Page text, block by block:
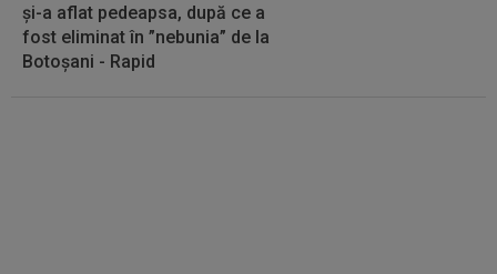
și-a aflat pedeapsa, după ce a
fost eliminat în ”nebunia” de la
Botoșani - Rapid